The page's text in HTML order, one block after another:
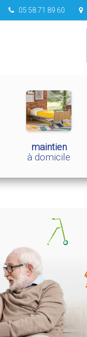
05 58 71 89 60
maintien
à domicile